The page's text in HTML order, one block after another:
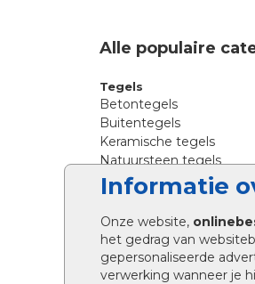
Informatie
Onze website,
het gedrag van
gepersonaliseerde
verwerking wanneer je
Alle populaire
Tegels
Betontegels
Buitentegels
Keramische tegels
Natuursteen tegels
Siertegels
Stoeptegels
Straattegels
Terrastegels
Tuintegels